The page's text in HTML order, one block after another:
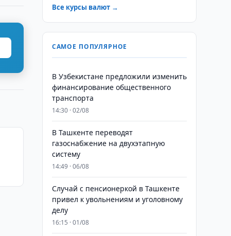
Все курсы валют →
САМОЕ ПОПУЛЯРНОЕ
В Узбекистане предложили изменить
финансирование общественного
транспорта
14:30 · 02/08
В Ташкенте переводят
газоснабжение на двухэтапную
систему
14:49 · 06/08
Случай с пенсионеркой в Ташкенте
привел к увольнениям и уголовному
делу
16:15 · 01/08